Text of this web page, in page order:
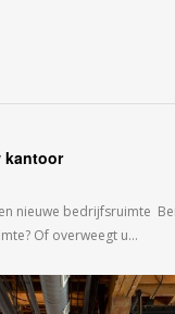
kantoor
nieuwe bedrijfsruimte
Of overweegt u…